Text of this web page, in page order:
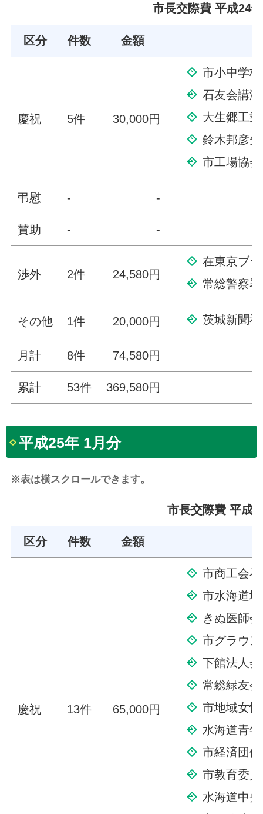
市長交際費 平成24
区分 件数 金額
慶祝 5件 30,000円
市小中学
石友会講
大生郷工
鈴木邦彦
市工場協
弔慰 - -
賛助 - -
渉外 2件 24,580円
在東京ブ
常総警察
その他 1件 20,000円 茨城新聞
月計 8件 74,580円
累計 53件 369,580円
平成25年 1月分
※表は横スクロールできます。
市長交際費 平成
区分 件数 金額
慶祝 13件 65,000円
市商工会
市水海道
きぬ医師
市グラウ
下館法人
常総緑友
市地域女
水海道青
市経済団
市教育委
水海道中